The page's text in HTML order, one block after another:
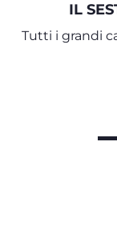
IL
Tutti i grandi